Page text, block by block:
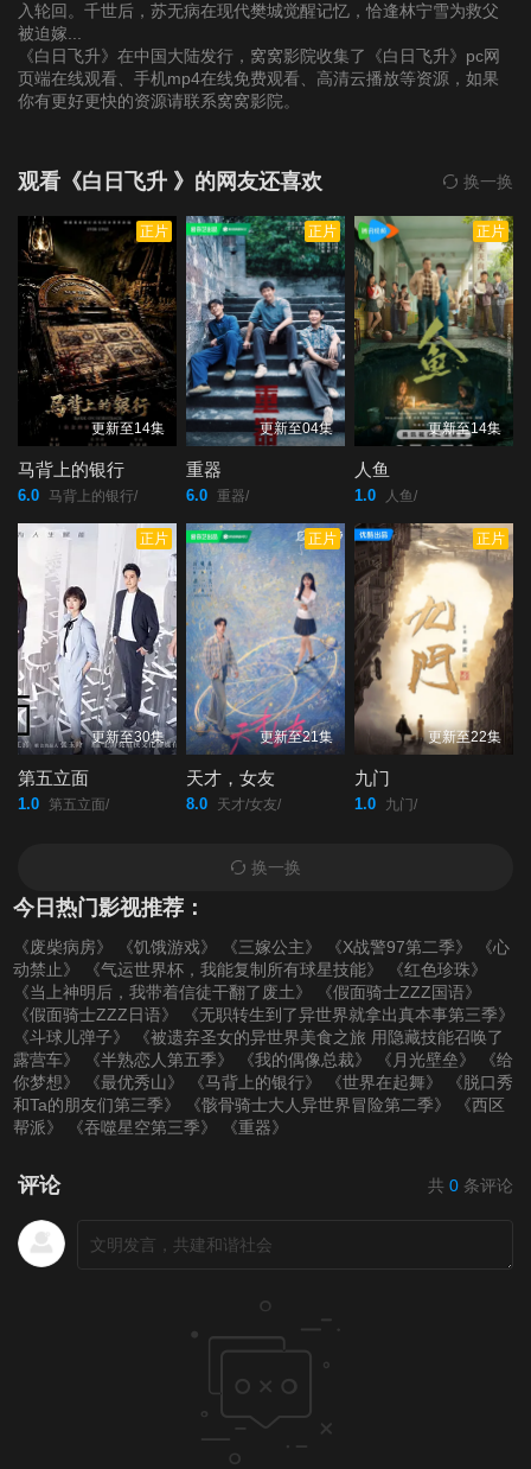
入轮回。千世后，苏无病在现代樊城觉醒记忆，恰逢林宁雪为救父
被迫嫁...
《白日飞升》在中国大陆发行，窝窝影院收集了《白日飞升》pc网
页端在线观看、手机mp4在线免费观看、高清云播放等资源，如果
你有更好更快的资源请联系窝窝影院。
观看《白日飞升 》的网友还喜欢 换一换
正片
更新至14集
马背上的银行
6.0 马背上的银行/
正片
更新至04集
重器
6.0 重器/
正片
更新至14集
人鱼
1.0 人鱼/
正片
更新至30集
第五立面
1.0 第五立面/
正片
更新至21集
天才，女友
8.0 天才/女友/
正片
更新至22集
九门
1.0 九门/
换一换
今日热门影视推荐：
《废柴病房》 《饥饿游戏》 《三嫁公主》 《X战警97第二季》
《心
动禁止》
《气运世界杯，我能复制所有球星技能》
《红色珍珠》
《当上神明后，我带着信徒干翻了废土》
《假面骑士ZZZ国语》
《假面骑士ZZZ日语》
《无职转生到了异世界就拿出真本事第三季》
《斗球儿弹子》
《被遗弃圣女的异世界美食之旅 用隐藏技能召唤了
露营车》
《半熟恋人第五季》 《我的偶像总裁》 《月光壁垒》
《给
你梦想》
《最优秀山》 《马背上的银行》 《世界在起舞》
《脱口秀
和Ta的朋友们第三季》
《骸骨骑士大人异世界冒险第二季》
《西区
帮派》
《吞噬星空第三季》 《重器》
评论 共 0 条评论